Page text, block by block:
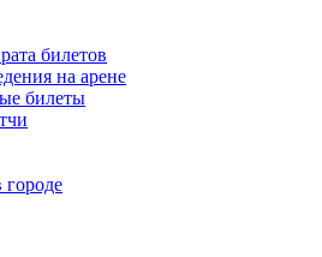
билетов
на арене
билеты
городе